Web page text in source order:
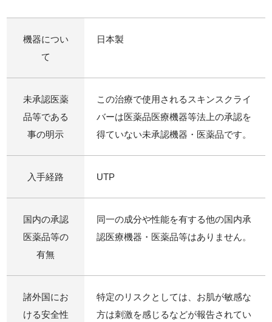
機器につい
て
日本製
未承認医薬
品等である
事の明示
この治療で使用されるスキンスクライ
バーは医薬品医療機器等法上の承認を
得ていない未承認機器・医薬品です。
入手経路 UTP
国内の承認
医薬品等の
有無
同一の成分や性能を有する他の国内承
認医療機器・医薬品等はありません。
諸外国にお
ける安全性
特定のリスクとしては、お肌が敏感な
方は刺激を感じるなどが報告されてい